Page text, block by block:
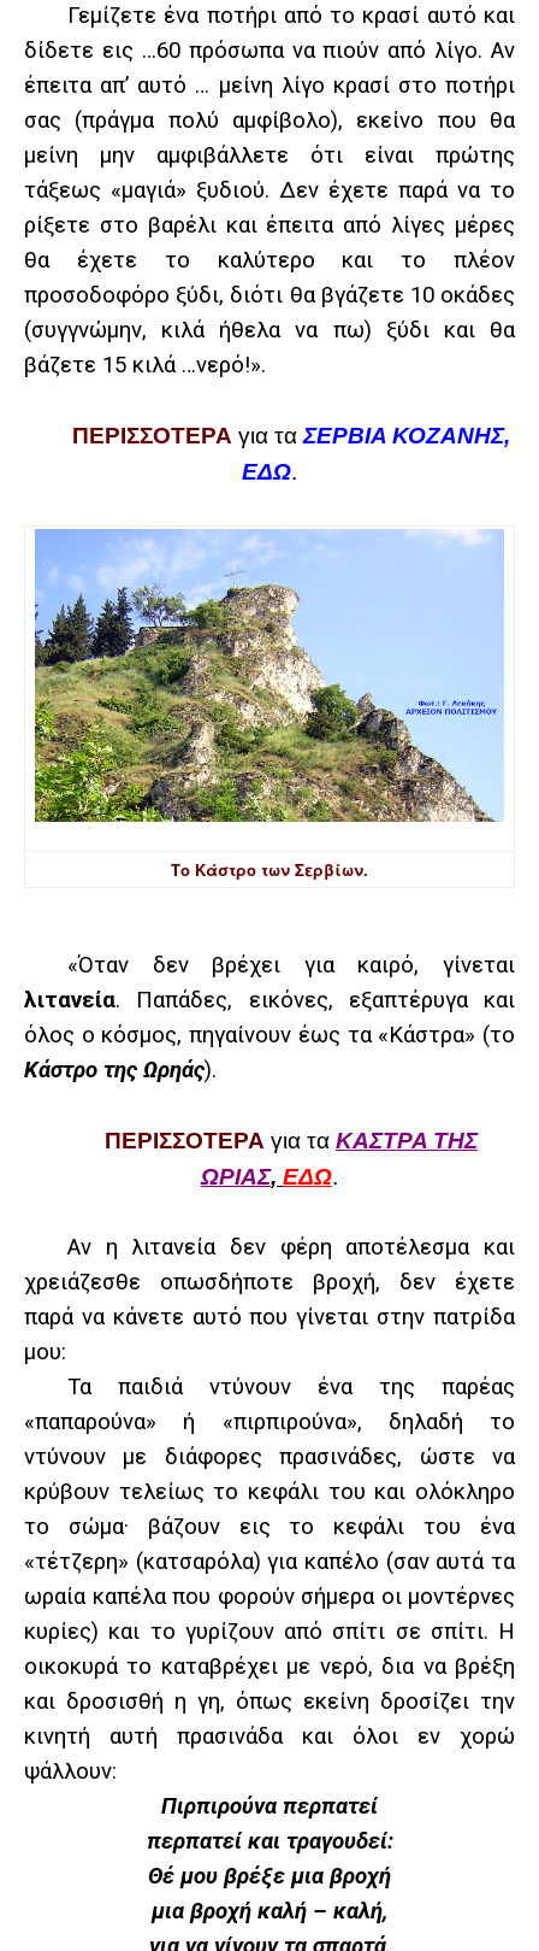
Γεμίζετε ένα ποτήρι από το κρασί αυτό και
δίδετε εις …60 πρόσωπα να πιούν από λίγο. Αν
έπειτα απ’ αυτό … μείνη λίγο κρασί στο ποτήρι
σας (πράγμα πολύ αμφίβολο), εκείνο που θα
μείνη μην αμφιβάλλετε ότι είναι πρώτης
τάξεως «μαγιά» ξυδιού. Δεν έχετε παρά να το
ρίξετε στο βαρέλι και έπειτα από λίγες μέρες
θα έχετε το καλύτερο και το πλέον
προσοδοφόρο ξύδι, διότι θα βγάζετε 10 οκάδες
(συγγνώμην, κιλά ήθελα να πω) ξύδι και θα
βάζετε 15 κιλά …νερό!».
ΠΕΡΙΣΣΟΤΕΡΑ για ταΣΕΡΒΙΑ ΚΟΖΑΝΗΣ,
ΕΔΩ.
Το Κάστρο των Σερβίων.
«Όταν δεν βρέχει για καιρό, γίνεται
λιτανεία. Παπάδες, εικόνες, εξαπτέρυγα και
όλος ο κόσμος, πηγαίνουν έως τα «Κάστρα» (το
Κάστρο της Ωρηάς).
ΠΕΡΙΣΣΟΤΕΡΑ για τα ΚΑΣΤΡΑ ΤΗΣ
ΩΡΙΑΣ, ΕΔΩ.
Αν η λιτανεία δεν φέρη αποτέλεσμα και
χρειάζεσθε οπωσδήποτε βροχή, δεν έχετε
παρά να κάνετε αυτό που γίνεται στην πατρίδα
μου:
Τα παιδιά ντύνουν ένα της παρέας
«παπαρούνα» ή «πιρπιρούνα», δηλαδή το
ντύνουν με διάφορες πρασινάδες, ώστε να
κρύβουν τελείως το κεφάλι του και ολόκληρο
το σώμα· βάζουν εις το κεφάλι του ένα
«τέτζερη» (κατσαρόλα) για καπέλο (σαν αυτά τα
ωραία καπέλα που φορούν σήμερα οι μοντέρνες
κυρίες) και το γυρίζουν από σπίτι σε σπίτι. Η
οικοκυρά το καταβρέχει με νερό, δια να βρέξη
και δροσισθή η γη, όπως εκείνη δροσίζει την
κινητή αυτή πρασινάδα και όλοι εν χορώ
ψάλλουν:
Πιρπιρούνα περπατεί
περπατεί και τραγουδεί:
Θέ μου βρέξε μια βροχή
μια βροχή καλή – καλή,
για να γίνουν τα σπαρτά,